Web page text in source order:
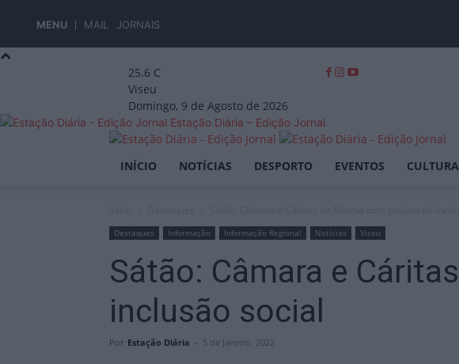
MENU MAIL JORNAIS
25.6 C
Viseu
Domingo, 9 de Agosto de 2026
Estação Diária – Edição Jornal
INÍCIO NOTÍCIAS DESPORTO EVENTOS CULTURA
Destaques Informação Informação Regional Notícias Viseu
Sátão: Câmara e
inclusão social
Por Estação Diária - 5 de Janeiro, 2022